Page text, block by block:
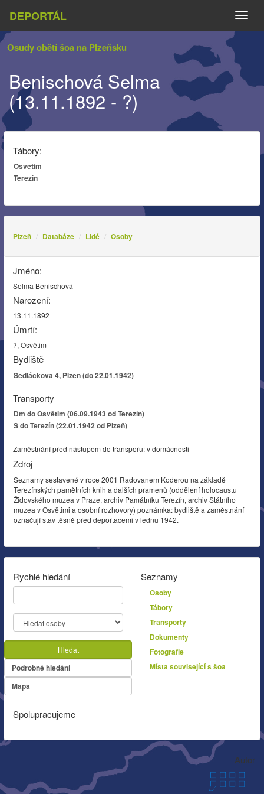
DEPORTÁL
Osudy obětí šoa na Plzeňsku
Benischová Selma
(13.11.1892 - ?)
Tábory:
Osvětim
Terezín
Plzeň Databáze Lidé Osoby
Jméno:
Selma Benischová
Narození:
13.11.1892
Úmrtí:
?, Osvětim
Bydliště
Sedláčkova 4, Plzeň (do 22.01.1942)
Transporty
Dm do Osvětim (06.09.1943 od Terezín)
S do Terezín (22.01.1942 od Plzeň)
Zaměstnání před nástupem do transporu: v domácnosti
Zdroj
Seznamy sestavené v roce 2001 Radovanem Koderou na základě
Terezínských pamětních knih a dalších pramenů (oddělení holocaustu
Židovského muzea v Praze, archiv Památníku Terezín, archiv Státního
muzea v Osvětimi a osobní rozhovory) poznámka: bydliště a zaměstnání
označují stav těsně před deportacemi v lednu 1942.
Rychlé hledání
Hledat
Podrobné hledání
Mapa
Seznamy
Osoby
Tábory
Transporty
Dokumenty
Fotografie
Místa související s šoa
Spolupracujeme
Autor